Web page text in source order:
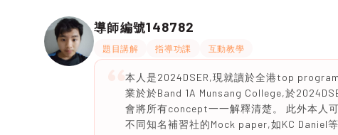
導師編號148782
題目講解 指導功課 互動教學
本人是2024DSER,現就讀於全港top
業於於Band 1A Munsang College,於
會將所有concept一一解釋清楚。 此外本人
不同知名補習社的Mock paper,如KC Daniel